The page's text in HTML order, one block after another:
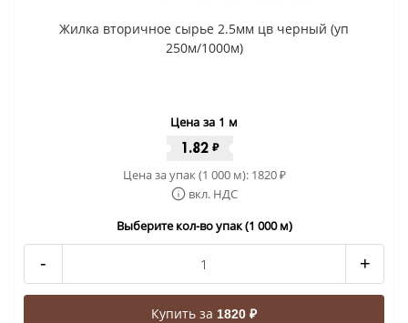
Жилка вторичное сырье 2.5мм цв черный (уп
250м/1000м)
Цена за 1 м
1.82 ₽
Цена за упак (1 000 м): 1820₽
вкл. НДС
Выберите кол-во упак (1 000 м)
- +
Купить за 1820 ₽